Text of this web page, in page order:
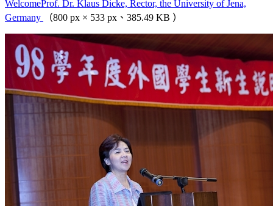
WelcomeProf. Dr. Klaus Dicke, Rector, the University of Jena,
Germany
（800 px × 533 px、385.49 KB ）